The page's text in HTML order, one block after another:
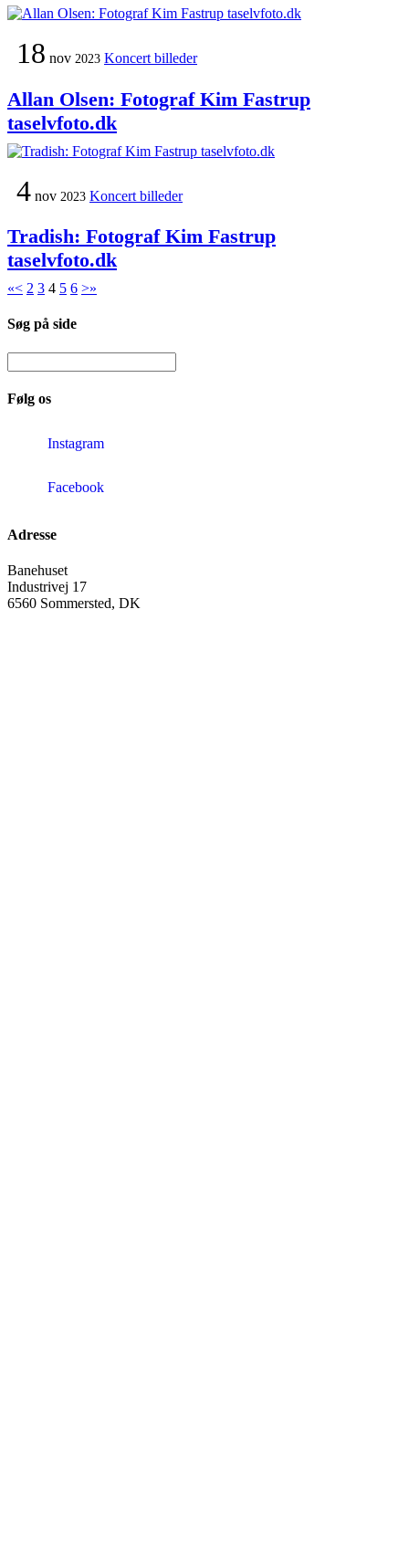
18 nov 2023 Koncert billeder
Allan Olsen: Fotograf Kim Fastrup
taselvfoto.dk
4 nov 2023 Koncert billeder
Tradish: Fotograf Kim Fastrup
taselvfoto.dk
«< 2 3 4 5 6 >»
Søg på side
Følg os
Instagram
Facebook
Adresse
Banehuset
Industrivej 17
6560 Sommersted, DK